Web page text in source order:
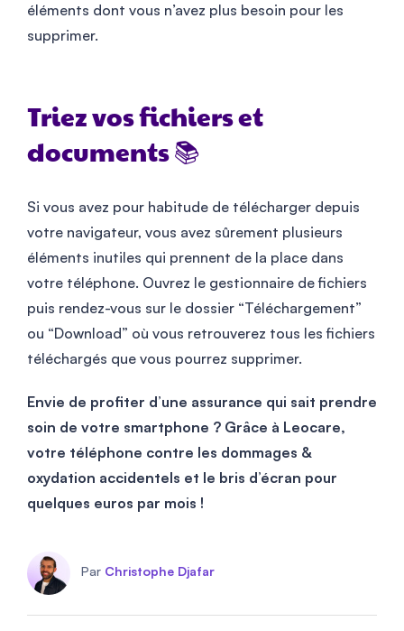
éléments dont vous n’avez plus besoin pour les
supprimer.
Triez vos fichiers et
documents 📚
Si vous avez pour habitude de télécharger depuis
votre navigateur, vous avez sûrement plusieurs
éléments inutiles qui prennent de la place dans
votre téléphone. Ouvrez le gestionnaire de fichiers
puis rendez-vous sur le dossier “Téléchargement”
ou “Download” où vous retrouverez tous les fichiers
téléchargés que vous pourrez supprimer.
Envie de profiter d’une assurance qui sait prendre
soin de votre smartphone ? Grâce à Leocare,
votre téléphone contre les dommages &
oxydation accidentels et le bris d’écran pour
quelques euros par mois !
Par Christophe Djafar